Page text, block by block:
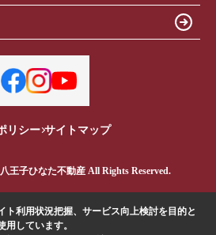
リシー サイトマップ
王子ひなた不動産 All Rights Reserved.
ト利用状況把握、サービス向上検討を目的と
用しています。